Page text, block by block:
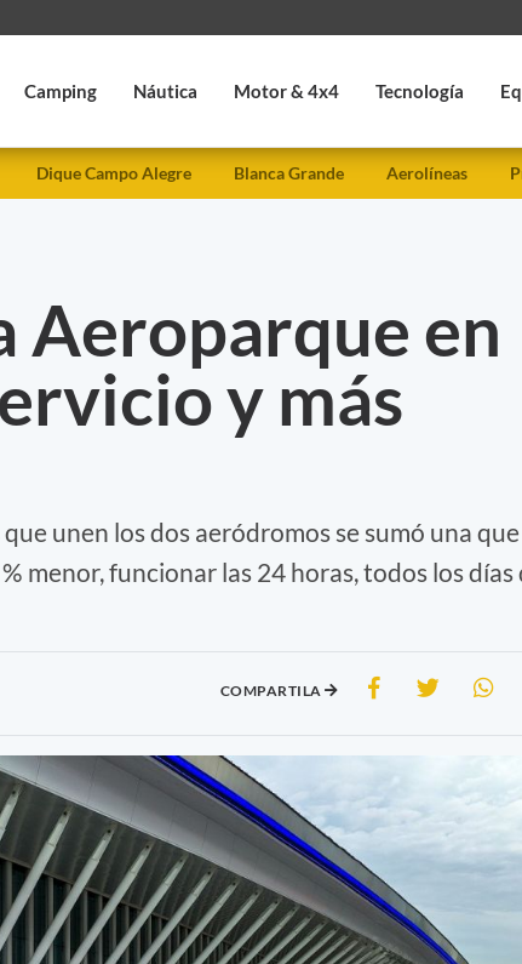
Camping Náutica Motor & 4x4 Tecnología
Dique Campo Alegre Blanca Grande Aerolíneas
Aeroparque en
y más
unen los dos aeródromos se sumó una que
menor, funcionar las 24 horas, todos los días
COMPARTILA